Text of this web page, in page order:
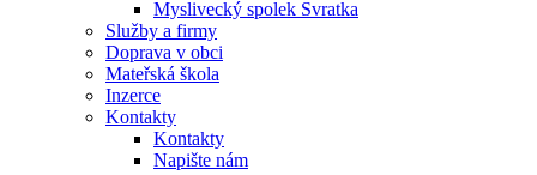
Myslivecký spolek Svratka
Služby a firmy
Doprava v obci
Mateřská škola
Inzerce
Kontakty
Kontakty
Napište nám